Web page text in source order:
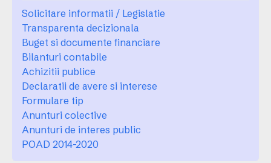
Solicitare informatii / Legislatie
Transparenta decizionala
Buget si documente financiare
Bilanturi contabile
Achizitii publice
Declaratii de avere si interese
Formulare tip
Anunturi colective
Anunturi de interes public
POAD 2014-2020